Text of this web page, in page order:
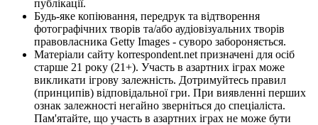
публікації.
Будь-яке копіювання, передрук та відтворення
фотографічних творів та/або аудіовізуальних творів
правовласника Getty Images - суворо забороняється.
Матеріали сайту korrespondent.net призначені для осіб
старше 21 року (21+). Участь в азартних іграх може
викликати ігрову залежність. Дотримуйтесь правил
(принципів) відповідальної гри. При виявленні перших
ознак залежності негайно зверніться до спеціаліста.
Пам'ятайте, що участь в азартних іграх не може бути